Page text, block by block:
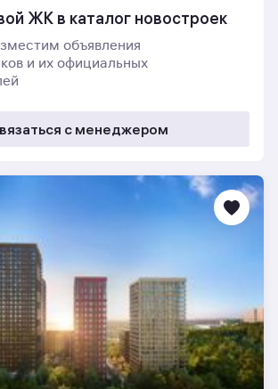
ЖК в каталог новостроек
объявления
и их официальных
с менеджером